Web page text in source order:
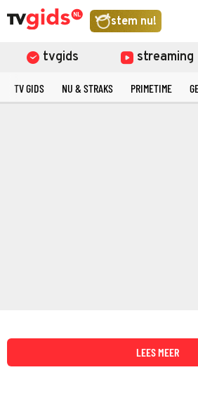
stem nu!
tvgids streaming
TV GIDS NU & STRAKS PRIMETIME
LEES MEER